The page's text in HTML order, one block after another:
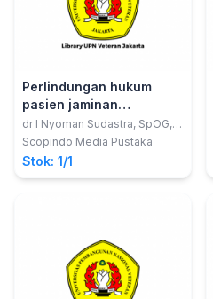
Perlindungan hukum
pasien jaminan
kesehatan nasional
mandiri
dr I Nyoman Sudastra, SpOG,
MH
Scopindo Media Pustaka
Stok: 1/1